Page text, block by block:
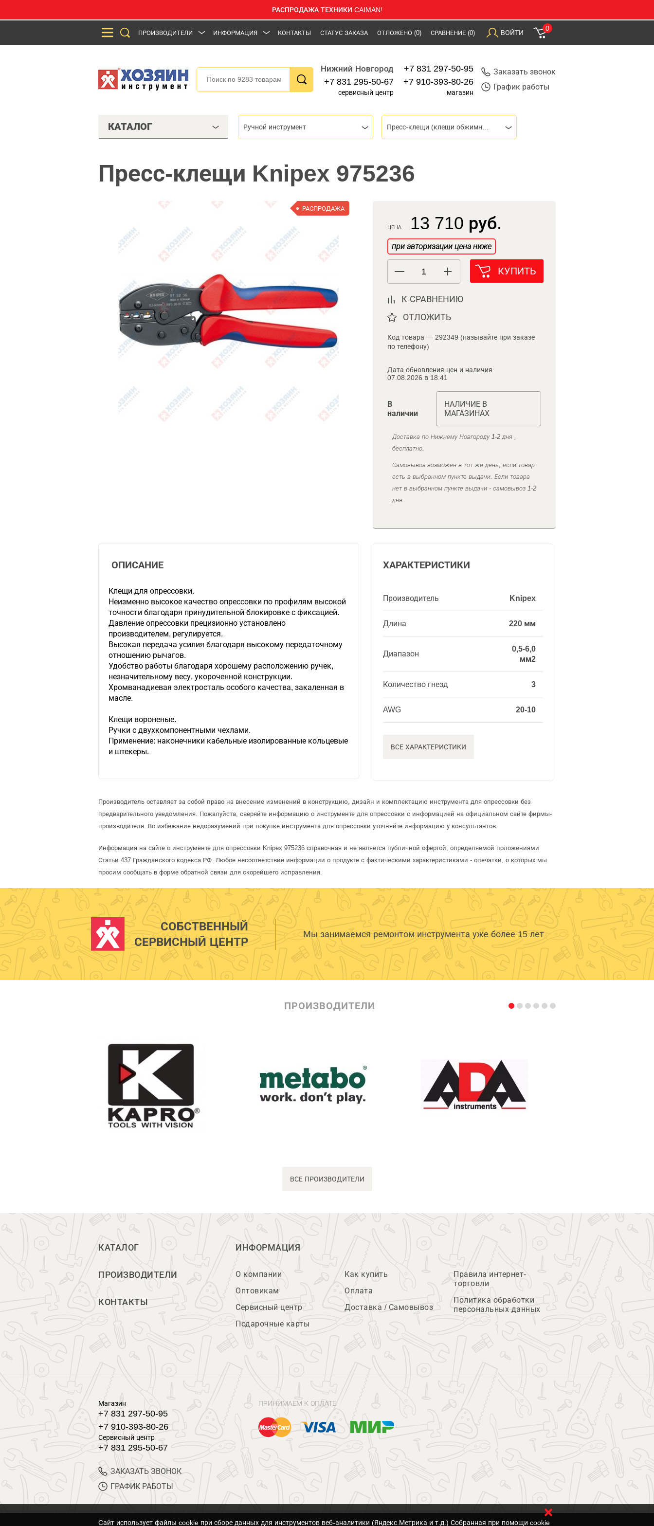
РАСПРОДАЖА ТЕХНИКИ CAIMAN!
ПРОИЗВОДИТЕЛИ ИНФОРМАЦИЯ КОНТАКТЫ СТАТУС ЗАКАЗА ОТЛОЖЕНО (0) СРАВНЕНИЕ (0) ВОЙТИ
0
Нижний Новгород
+7 831 295-50-67
сервисный центр
+7 831 297-50-95
+7 910-393-80-26
магазин
Заказать звонок
График работы
КАТАЛОГ Ручной инструмент
Пресс-клещи Knipex 975236
РАСПРОДАЖА
ЦЕНА 13 710 руб.
при авторизации цена ниже
КУПИТЬ
К СРАВНЕНИЮ
ОТЛОЖИТЬ
Код товара — 292349 (называйте при заказе
по телефону)
Дата обновления цен и наличия:
07.08.2026 в 18:41
В
наличии
НАЛИЧИЕ В
МАГАЗИНАХ
Доставка по Нижнему Новгороду 1-2 дня ,
бесплатно.
Самовывоз возможен в тот же день, если товар
есть в выбранном пункте выдачи. Если товара
нет в выбранном пункте выдачи - самовывоз 1-2
дня.
ХАРАКТЕРИСТИКИ
Производитель Knipex
Длина 220 мм
Диапазон
0,5-6,0
мм2
Количество гнезд 3
AWG 20-10
ВСЕ ХАРАКТЕРИСТИКИ
ОПИСАНИЕ
Клещи для опрессовки.
Неизменно высокое качество опрессовки по профилям высокой
точности благодаря принудительной блокировке с фиксацией.
Давление опрессовки прецизионно установлено
производителем, регулируется.
Высокая передача усилия благодаря высокому передаточному
отношению рычагов.
Удобство работы благодаря хорошему расположению ручек,
незначительному весу, укороченной конструкции.
Хромванадиевая электросталь особого качества, закаленная в
масле.
Клещи вороненые.
Ручки с двухкомпонентными чехлами.
Применение: наконечники кабельные изолированные кольцевые
и штекеры.
Производитель оставляет за собой право на внесение изменений в конструкцию, дизайн и комплектацию инструмента для опрессовки без
предварительного уведомления. Пожалуйста, сверяйте информацию о инструменте для опрессовки с информацией на официальном сайте фирмы-
производителя. Во избежание недоразумений при покупке инструмента для опрессовки уточняйте информацию у консультантов.
Информация на сайте о инструменте для опрессовки Knipex 975236 справочная и не является публичной офертой, определяемой положениями
Статьи 437 Гражданского кодекса РФ. Любое несоответствие информации о продукте с фактическими характеристиками - опечатки, о которых мы
просим сообщать в форме обратной связи для скорейшего исправления.
СОБСТВЕННЫЙ
СЕРВИСНЫЙ ЦЕНТР
Мы занимаемся ремонтом инструмента уже более 15 лет
ПРОИЗВОДИТЕЛИ
ВСЕ ПРОИЗВОДИТЕЛИ
КАТАЛОГ
ПРОИЗВОДИТЕЛИ
КОНТАКТЫ
ИНФОРМАЦИЯ
О компании
Оптовикам
Сервисный центр
Подарочные карты
Как купить
Оплата
Доставка / Самовывоз
Правила интернет-
торговли
Политика обработки
персональных данных
Магазин
+7 831 297-50-95
+7 910-393-80-26
Сервисный центр
+7 831 295-50-67
ЗАКАЗАТЬ ЗВОНОК
ГРАФИК РАБОТЫ
ПРИНИМАЕМ К ОПЛАТЕ
Cайт использует файлы cookie при сборе данных для инструментов веб-аналитики (Яндекс.Метрика и т.д.) Собранная при помощи cookie